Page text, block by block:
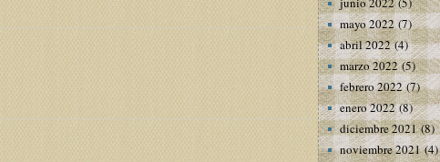
mayo 2022(7)
abril 2022(4)
marzo 2022(5)
febrero 2022(7)
enero 2022(8)
diciembre 2021(8)
noviembre 2021(4)